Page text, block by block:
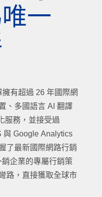
一
有超過 26 年國際網
、多國語言 AI 翻譯
服務，並接受過
與 Google Analytics
了最新國際網路行銷
企業的專屬行銷策
路，直接獲取全球市